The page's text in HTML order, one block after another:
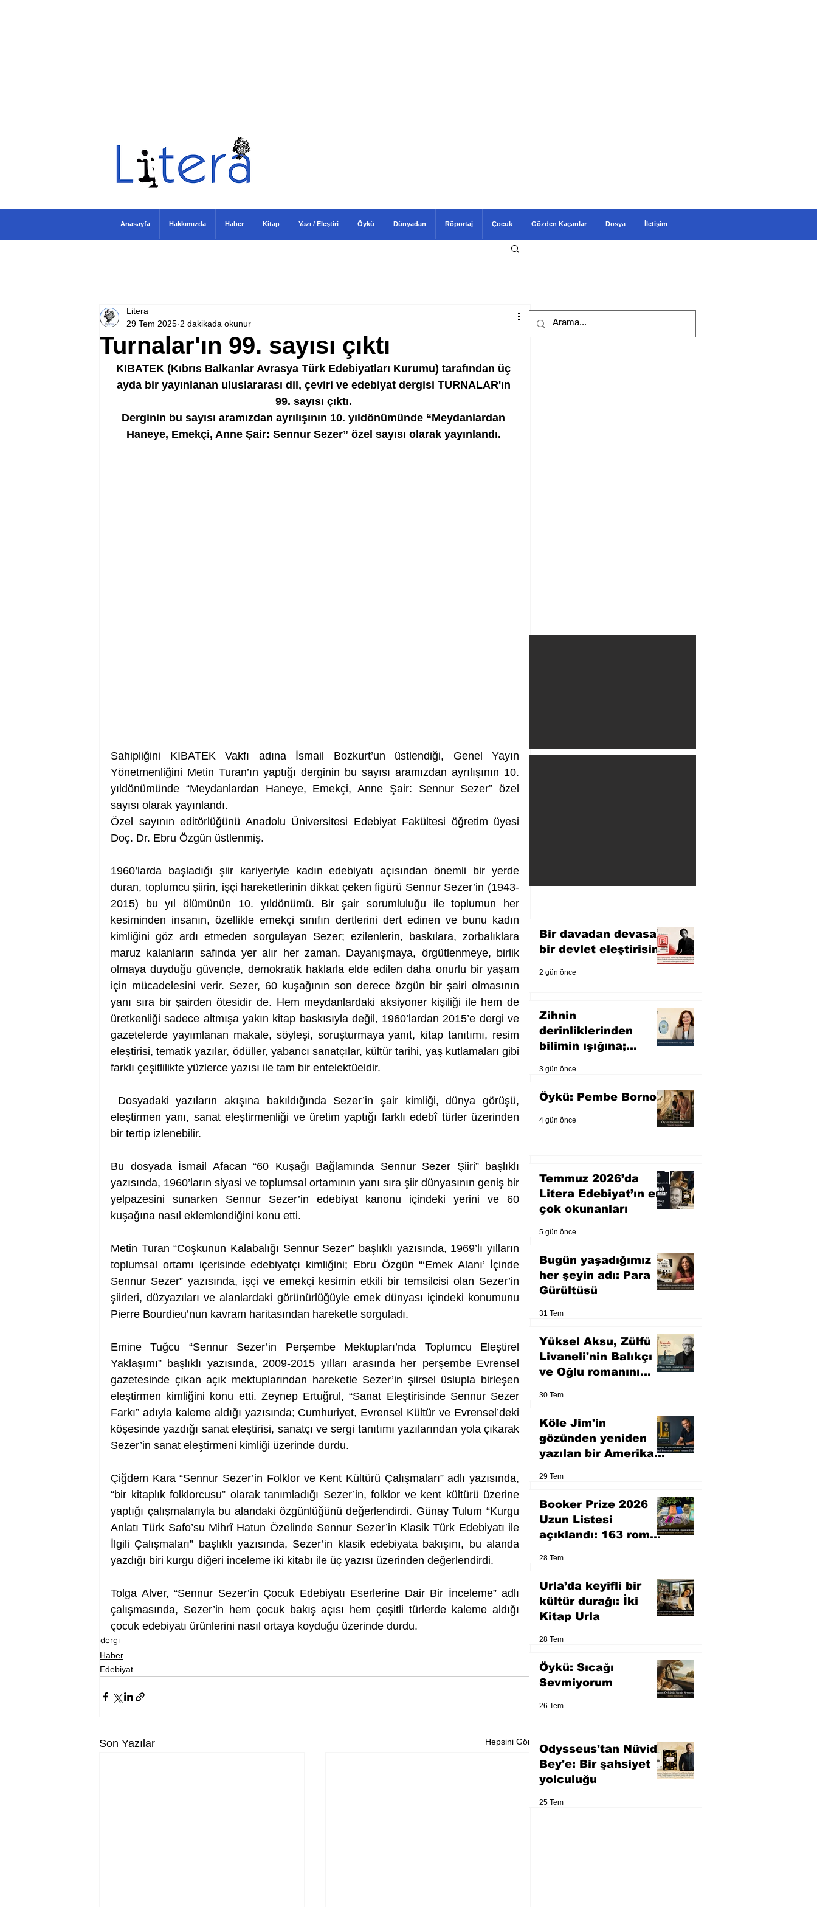
Turnalar'ın 99. sayısı çıktı
Litera
29 Tem 2025 2 dakikada okunur
KIBATEK (Kıbrıs Balkanlar Avrasya Türk Edebiyatları Kurumu) tarafından üç
ayda bir yayınlanan uluslararası dil, çeviri ve edebiyat dergisi TURNALAR'ın
99. sayısı çıktı.
Derginin bu sayısı aramızdan ayrılışının 10. yıldönümünde “Meydanlardan
Haneye, Emekçi, Anne Şair: Sennur Sezer” özel sayısı olarak yayınlandı.
Sahipliğini KIBATEK Vakfı adına İsmail Bozkurt’un üstlendiği, Genel Yayın
Yönetmenliğini Metin Turan’ın yaptığı derginin bu sayısı aramızdan ayrılışının 10.
yıldönümünde “Meydanlardan Haneye, Emekçi, Anne Şair: Sennur Sezer” özel
sayısı olarak yayınlandı.
Özel sayının editörlüğünü Anadolu Üniversitesi Edebiyat Fakültesi öğretim üyesi
Doç. Dr. Ebru Özgün üstlenmiş.
1960’larda başladığı şiir kariyeriyle kadın edebiyatı açısından önemli bir yerde
duran, toplumcu şiirin, işçi hareketlerinin dikkat çeken figürü Sennur Sezer’in (1943-
2015) bu yıl ölümünün 10. yıldönümü. Bir şair sorumluluğu ile toplumun her
kesiminden insanın, özellikle emekçi sınıfın dertlerini dert edinen ve bunu kadın
kimliğini göz ardı etmeden sorgulayan Sezer; ezilenlerin, baskılara, zorbalıklara
maruz kalanların safında yer alır her zaman. Dayanışmaya, örgütlenmeye, birlik
olmaya duyduğu güvençle, demokratik haklarla elde edilen daha onurlu bir yaşam
için mücadelesini verir. Sezer, 60 kuşağının son derece özgün bir şairi olmasının
yanı sıra bir şairden ötesidir de. Hem meydanlardaki aksiyoner kişiliği ile hem de
üretkenliği sadece altmışa yakın kitap baskısıyla değil, 1960’lardan 2015’e dergi ve
gazetelerde yayımlanan makale, söyleşi, soruşturmaya yanıt, kitap tanıtımı, resim
eleştirisi, tematik yazılar, ödüller, yabancı sanatçılar, kültür tarihi, yaş kutlamaları gibi
farklı çeşitlilikte yüzlerce yazısı ile tam bir entelektüeldir.
eleştirmen yanı, sanat eleştirmenliği ve üretim yaptığı farklı edebî türler üzerinden
bir tertip izlenebilir.
Bu dosyada İsmail Afacan “60 Kuşağı Bağlamında Sennur Sezer Şiiri” başlıklı
yazısında, 1960’ların siyasi ve toplumsal ortamının yanı sıra şiir dünyasının geniş bir
yelpazesini sunarken Sennur Sezer’in edebiyat kanonu içindeki yerini ve 60
kuşağına nasıl eklemlendiğini konu etti.
Metin Turan “Coşkunun Kalabalığı Sennur Sezer” başlıklı yazısında, 1969’lı yılların
toplumsal ortamı içerisinde edebiyatçı kimliğini; Ebru Özgün “‘Emek Alanı’ İçinde
Sennur Sezer” yazısında, işçi ve emekçi kesimin etkili bir temsilcisi olan Sezer’in
şiirleri, düzyazıları ve alanlardaki görünürlüğüyle emek dünyası içindeki konumunu
Pierre Bourdieu’nun kavram haritasından hareketle sorguladı.
Emine Tuğcu “Sennur Sezer’in Perşembe Mektupları’nda Toplumcu Eleştirel
Yaklaşımı” başlıklı yazısında, 2009-2015 yılları arasında her perşembe Evrensel
gazetesinde çıkan açık mektuplarından hareketle Sezer’in şiirsel üslupla birleşen
eleştirmen kimliğini konu etti. Zeynep Ertuğrul, “Sanat Eleştirisinde Sennur Sezer
Farkı” adıyla kaleme aldığı yazısında; Cumhuriyet, Evrensel Kültür ve Evrensel’deki
köşesinde yazdığı sanat eleştirisi, sanatçı ve sergi tanıtımı yazılarından yola çıkarak
Sezer’in sanat eleştirmeni kimliği üzerinde durdu.
Çiğdem Kara “Sennur Sezer’in Folklor ve Kent Kültürü Çalışmaları” adlı yazısında,
“bir kitaplık folklorcusu” olarak tanımladığı Sezer’in, folklor ve kent kültürü üzerine
yaptığı çalışmalarıyla bu alandaki özgünlüğünü değerlendirdi. Günay Tulum “Kurgu
Anlatı Türk Safo’su Mihrî Hatun Özelinde Sennur Sezer’in Klasik Türk Edebiyatı ile
İlgili Çalışmaları” başlıklı yazısında, Sezer’in klasik edebiyata bakışını, bu alanda
yazdığı biri kurgu diğeri inceleme iki kitabı ile üç yazısı üzerinden değerlendirdi.
Tolga Alver, “Sennur Sezer’in Çocuk Edebiyatı Eserlerine Dair Bir İnceleme” adlı
çalışmasında, Sezer’in hem çocuk bakış açısı hem çeşitli türlerde kaleme aldığı
çocuk edebiyatı ürünlerini nasıl ortaya koyduğu üzerinde durdu.
dergi
Haber
Edebiyat
Son Yazılar Hepsini Gör
Bir davadan devasa
bir devlet eleştirisine
2 gün önce
Zihnin
derinliklerinden
bilimin ışığına;
3 gün önce
Öykü: Pembe Bornoz
4 gün önce
Temmuz 2026’da
Litera Edebiyat’ın en
çok okunanları
5 gün önce
Bugün yaşadığımız
her şeyin adı: Para
Gürültüsü
31 Tem
Yüksel Aksu, Zülfü
Livaneli'nin Balıkçı
ve Oğlu romanını
30 Tem
Köle Jim'in
gözünden yeniden
yazılan bir Amerikan
29 Tem
Booker Prize 2026
Uzun Listesi
açıklandı: 163 roman
28 Tem
Urla’da keyifli bir
kültür durağı: İki
Kitap Urla
28 Tem
Öykü: Sıcağı
Sevmiyorum
26 Tem
Odysseus'tan Nüvid
Bey'e: Bir şahsiyet
yolculuğu
25 Tem
Anasayfa Hakkımızda Haber Kitap Yazı / Eleştiri Öykü Dünyadan Röportaj Çocuk Gözden Kaçanlar Dosya İletişim